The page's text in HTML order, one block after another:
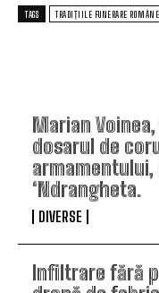
Marian
dosarul de
armamentului,
‘Ndrangheta.
DIVERSE
Infiltrare fără
TAGS TRADIȚIILE FUNERARE